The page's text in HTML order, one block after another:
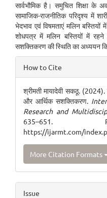
सार्वभौमिक है। समुचित शिक्षा के
सामाजिक-राजनीतिक परिदृश्य में
भेदभाव एवं विषमताएं मलिन
शोधपत्र में मलिन बस्तियों में
सशक्तिकरण की स्थिति का अध्ययन
Article
Details
How to Cite
श्रीमती मायादेवी सकठू.
और आर्थिक सशक्तिकरण.
Research and
635–651.
https://ijarmt.com/
More Citation Formats
Issue